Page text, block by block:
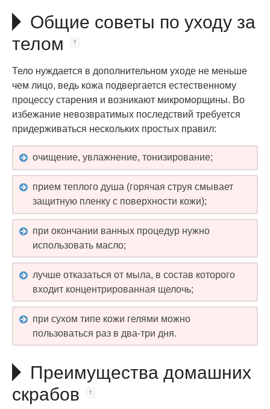
Общие советы по уходу за
телом
Тело нуждается в дополнительном уходе не меньше
чем лицо, ведь кожа подвергается естественному
процессу старения и возникают микроморщины. Во
избежание невозвратимых последствий требуется
придерживаться нескольких простых правил:
очищение, увлажнение, тонизирование;
прием теплого душа (горячая струя смывает
защитную пленку с поверхности кожи);
при окончании ванных процедур нужно
использовать масло;
лучше отказаться от мыла, в состав которого
входит концентрированная щелочь;
при сухом типе кожи гелями можно
пользоваться раз в два-три дня.
Преимущества домашних
скрабов